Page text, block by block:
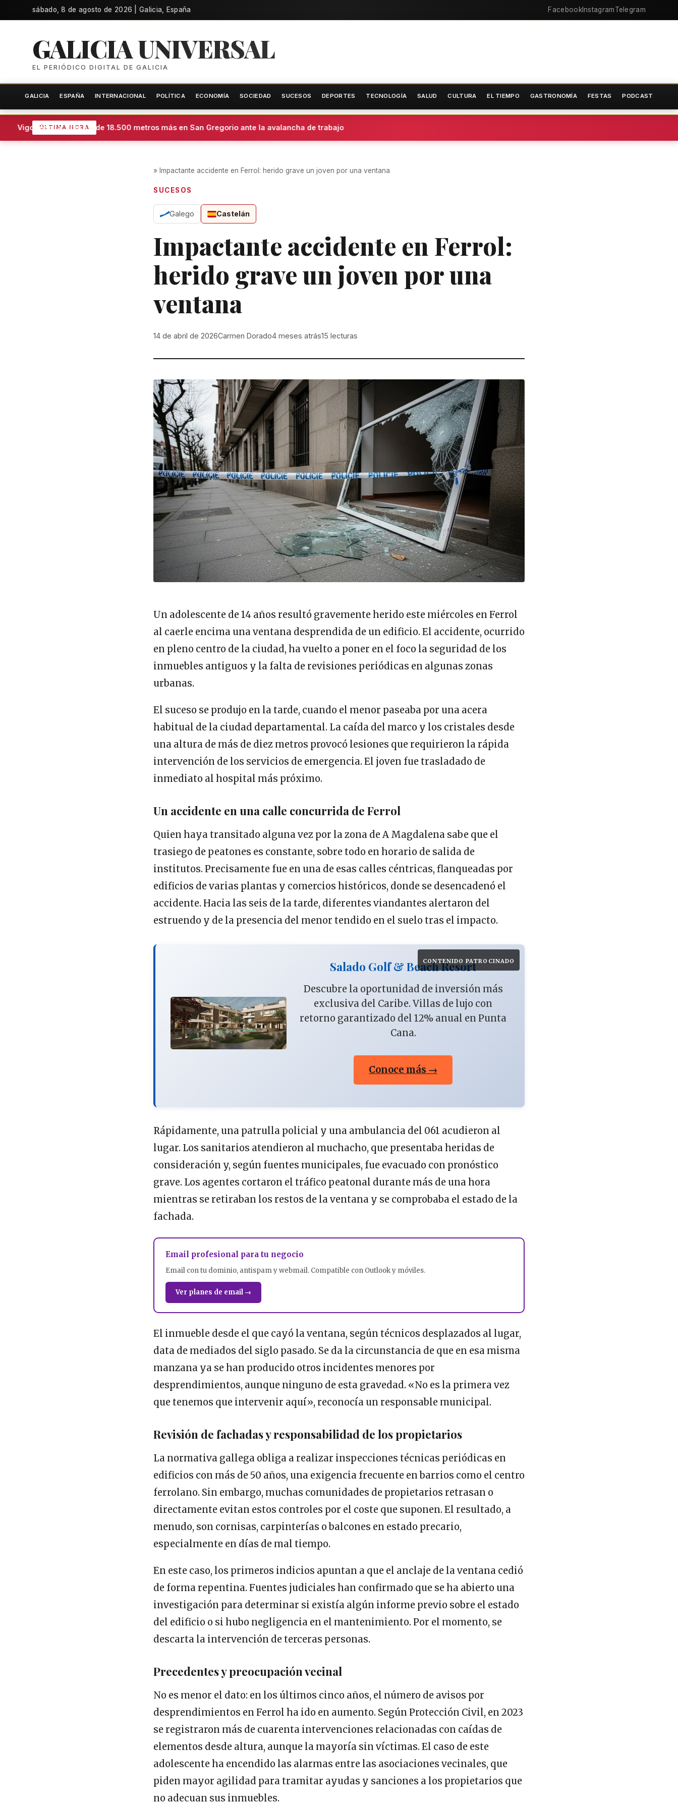
sábado, 8 de agosto de 2026 | Galicia, España FacebookInstagramTelegram
GALICIA UNIVERSAL
EL PERIÓDICO DIGITAL DE GALICIA
GALICIA ESPAÑA INTERNACIONAL POLÍTICA ECONOMÍA SOCIEDAD SUCESOS DEPORTES TECNOLOGÍA SALUD CULTURA EL TIEMPO GASTRONOMÍA FESTAS PODCAST
ÚLTIMA HORA
Vigo respira: Freire pide 18.500 metros más en San Gregorio ante la avalancha de trabajo
» Impactante accidente en Ferrol: herido grave un joven por una ventana
SUCESOS
Galego Castelán
Impactante accidente en Ferrol:
herido grave un joven por una
ventana
14 de abril de 2026Carmen Dorado4 meses atrás15 lecturas
Un adolescente de 14 años resultó gravemente herido este miércoles en Ferrol
al caerle encima una ventana desprendida de un edificio. El accidente, ocurrido
en pleno centro de la ciudad, ha vuelto a poner en el foco la seguridad de los
inmuebles antiguos y la falta de revisiones periódicas en algunas zonas
urbanas.
El suceso se produjo en la tarde, cuando el menor paseaba por una acera
habitual de la ciudad departamental. La caída del marco y los cristales desde
una altura de más de diez metros provocó lesiones que requirieron la rápida
intervención de los servicios de emergencia. El joven fue trasladado de
inmediato al hospital más próximo.
Un accidente en una calle concurrida de Ferrol
Quien haya transitado alguna vez por la zona de A Magdalena sabe que el
trasiego de peatones es constante, sobre todo en horario de salida de
institutos. Precisamente fue en una de esas calles céntricas, flanqueadas por
edificios de varias plantas y comercios históricos, donde se desencadenó el
accidente. Hacia las seis de la tarde, diferentes viandantes alertaron del
estruendo y de la presencia del menor tendido en el suelo tras el impacto.
CONTENIDO PATROCINADO
Salado Golf & Beach Resort
Descubre la oportunidad de inversión más
exclusiva del Caribe. Villas de lujo con
retorno garantizado del 12% anual en Punta
Cana.
Conoce más →
Rápidamente, una patrulla policial y una ambulancia del 061 acudieron al
lugar. Los sanitarios atendieron al muchacho, que presentaba heridas de
consideración y, según fuentes municipales, fue evacuado con pronóstico
grave. Los agentes cortaron el tráfico peatonal durante más de una hora
mientras se retiraban los restos de la ventana y se comprobaba el estado de la
fachada.
Email profesional para tu negocio
Email con tu dominio, antispam y webmail. Compatible con Outlook y móviles.
Ver planes de email →
El inmueble desde el que cayó la ventana, según técnicos desplazados al lugar,
data de mediados del siglo pasado. Se da la circunstancia de que en esa misma
manzana ya se han producido otros incidentes menores por
desprendimientos, aunque ninguno de esta gravedad. «No es la primera vez
que tenemos que intervenir aquí», reconocía un responsable municipal.
Revisión de fachadas y responsabilidad de los propietarios
La normativa gallega obliga a realizar inspecciones técnicas periódicas en
edificios con más de 50 años, una exigencia frecuente en barrios como el centro
ferrolano. Sin embargo, muchas comunidades de propietarios retrasan o
directamente evitan estos controles por el coste que suponen. El resultado, a
menudo, son cornisas, carpinterías o balcones en estado precario,
especialmente en días de mal tiempo.
En este caso, los primeros indicios apuntan a que el anclaje de la ventana cedió
de forma repentina. Fuentes judiciales han confirmado que se ha abierto una
investigación para determinar si existía algún informe previo sobre el estado
del edificio o si hubo negligencia en el mantenimiento. Por el momento, se
descarta la intervención de terceras personas.
Precedentes y preocupación vecinal
No es menor el dato: en los últimos cinco años, el número de avisos por
desprendimientos en Ferrol ha ido en aumento. Según Protección Civil, en 2023
se registraron más de cuarenta intervenciones relacionadas con caídas de
elementos desde altura, aunque la mayoría sin víctimas. El caso de este
adolescente ha encendido las alarmas entre las asociaciones vecinales, que
piden mayor agilidad para tramitar ayudas y sanciones a los propietarios que
no adecuan sus inmuebles.